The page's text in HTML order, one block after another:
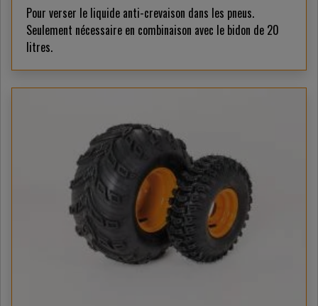
Pour verser le liquide anti-crevaison dans les pneus.
Seulement nécessaire en combinaison avec le bidon de 20
litres.